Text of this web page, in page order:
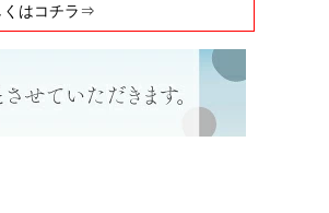
くはコチラ⇒